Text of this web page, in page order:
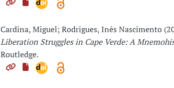
Cardina, Miguel; Rodrigues, Inês Nascimento
Liberation Struggles in Cape Verde: A
Routledge.